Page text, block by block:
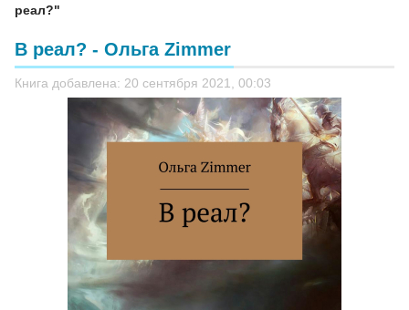
реал?"
В реал? - Ольга Zimmer
Книга добавлена: 20 сентября 2021, 00:03